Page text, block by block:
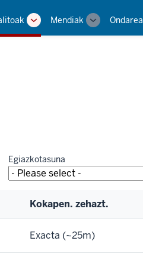
Toggle
sub-
Mendiak
Toggle
sub-
Ondarea
Egiazkotasuna
Kokapen. zehazt.
Exacta (~25m)